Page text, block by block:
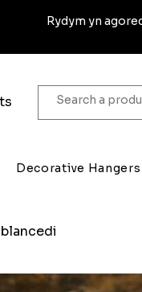
Rydym yn
Decorative Hangers